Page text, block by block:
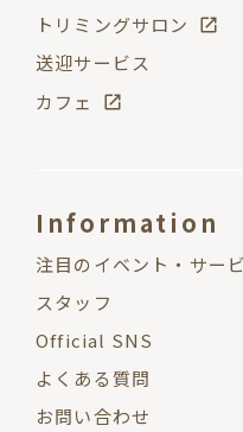
トリミングサロン
送迎サービス
カフェ
Information
注目のイベント・サー
スタッフ
Official SNS
よくある質問
お問い合わせ